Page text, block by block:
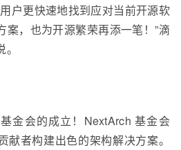
户更快速地找到应对当前开源软
案，也为开源繁荣再添一笔！”滴
金会的成立！NextArch 基金会
献者构建出色的架构解决方案。